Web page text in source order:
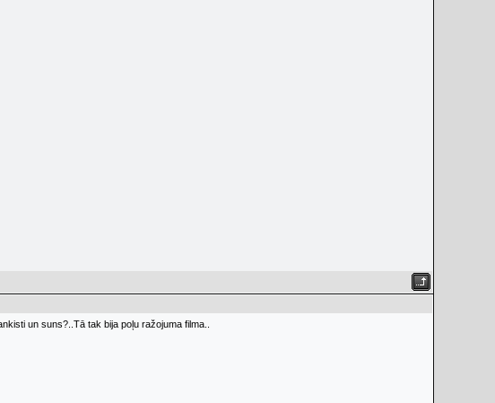
un suns?..Tā tak bija poļu ražojuma filma..